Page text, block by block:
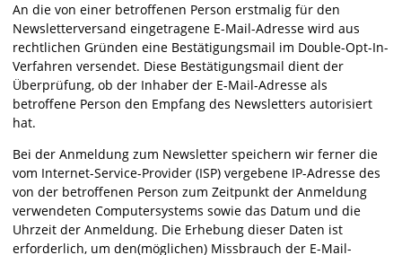
An die von einer betroffenen Person erstmalig für den
Newsletterversand eingetragene E-Mail-Adresse wird aus
rechtlichen Gründen eine Bestätigungsmail im Double-Opt-In-
Verfahren versendet. Diese Bestätigungsmail dient der
Überprüfung, ob der Inhaber der E-Mail-Adresse als
betroffene Person den Empfang des Newsletters autorisiert
hat.
Bei der Anmeldung zum Newsletter speichern wir ferner die
vom Internet-Service-Provider (ISP) vergebene IP-Adresse des
von der betroffenen Person zum Zeitpunkt der Anmeldung
verwendeten Computersystems sowie das Datum und die
Uhrzeit der Anmeldung. Die Erhebung dieser Daten ist
erforderlich, um den(möglichen) Missbrauch der E-Mail-